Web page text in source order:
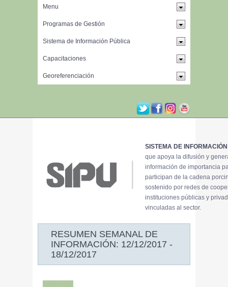
SISTEMA DE
que apoya la difusión y
información de importancia
participan de la cadena
sostenido por redes de
instituciones públicas y
vinculadas al sector.
RESUMEN SEMANAL DE
INFORMACIÓN: 12/12/2017 -
18/12/2017